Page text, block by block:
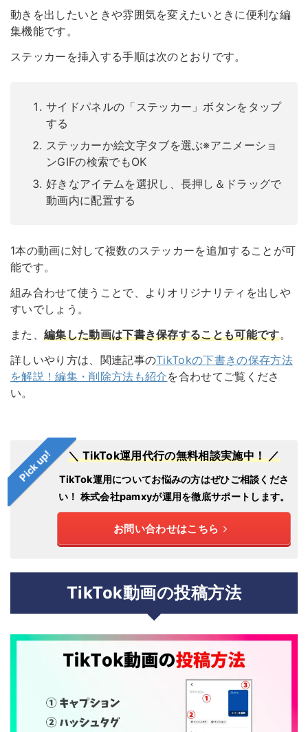
動きを出したいときや雰囲気を変えたいときに便利な編
集機能です。
ステッカーを挿入する手順は次のとおりです。
サイドパネルの「ステッカー」ボタンをタップ
する
ステッカーか絵文字タブを選ぶ※アニメーショ
ンGIFの検索でもOK
好きなアイテムを選択し、長押し＆ドラッグで
動画内に配置する
1本の動画に対して複数のステッカーを追加することが可
能です。
組み合わせて使うことで、よりオリジナリティを出しや
すいでしょう。
また、 編集した動画は下書き保存することも可能です。
詳しいやり方は、関連記事のTikTokの下書きの保存方法
を解説！編集・削除方法も紹介を合わせてご覧くださ
い。
Pick up! ＼ TikTok運用代行の無料相談実施中！ ／
TikTok運用についてお悩みの方はぜひご相談くださ
い！ 株式会社pamxyが運用を徹底サポートします。
お問い合わせはこちら
TikTok動画の投稿方法